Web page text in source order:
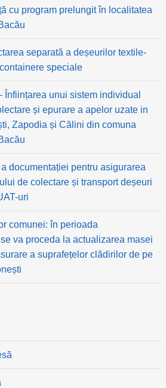
cu program prelungit în localitatea
separată a deșeurilor textile-
speciale
Înființarea unui sistem individual
și epurare a apelor uzate in
Zapodia și Călini din comuna
documentației pentru asigurarea
de colectare și transport deșeuri
uri
comunei: în perioada
va proceda la actualizarea masei
a suprafețelor clădirilor de pe